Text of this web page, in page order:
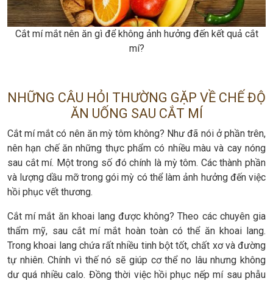
Cắt mí mắt nên ăn gì để không ảnh hưởng đến kết quả cắt
mí?
NHỮNG CÂU HỎI THƯỜNG GẶP VỀ CHẾ ĐỘ
ĂN UỐNG SAU CẮT MÍ
Cắt mí mắt có nên ăn mỳ tôm không? Như đã nói ở phần trên,
nên hạn chế ăn những thực phẩm có nhiều màu và cay nóng
sau cắt mí. Một trong số đó chính là mỳ tôm. Các thành phần
và lượng dầu mỡ trong gói mỳ có thể làm ảnh hưởng đến việc
hồi phục vết thương.
Cắt mí mắt ăn khoai lang được không? Theo các chuyên gia
thẩm mỹ, sau cắt mí mắt hoàn toàn có thể ăn khoai lang.
Trong khoai lang chứa rất nhiều tinh bột tốt, chất xơ và đường
tự nhiên. Chính vì thế nó sẽ giúp cơ thể no lâu nhưng không
dư quá nhiều calo. Đồng thời việc hồi phục nếp mí sau phẫu